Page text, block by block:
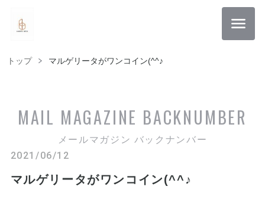
トップ マルゲリータがワンコイン(^^♪
MAIL MAGAZINE BACKNUMBER
メールマガジン バックナンバー
2021/06/12
マルゲリータがワンコイン(^^♪